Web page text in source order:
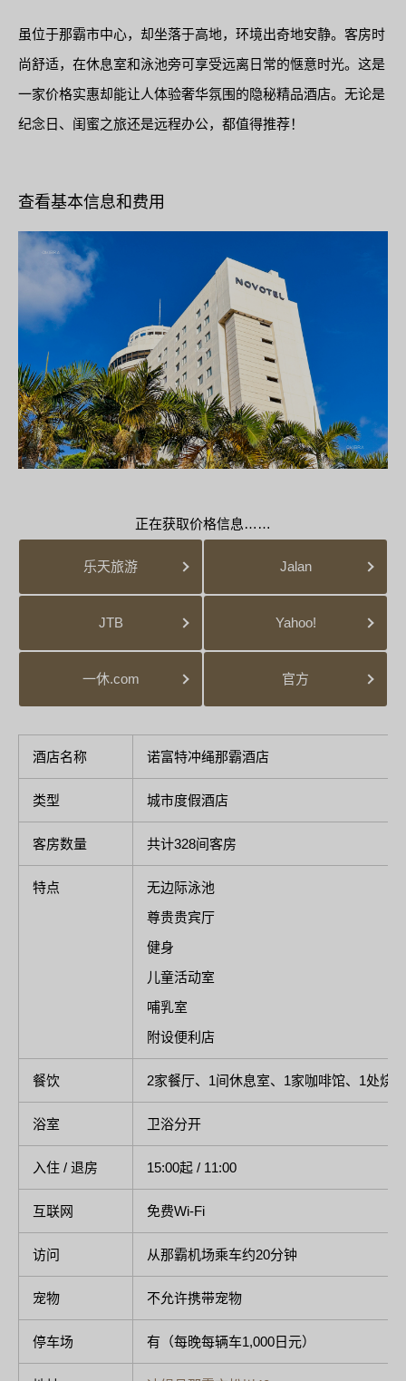
虽位于那霸市中心，却坐落于高地，环境出奇地安静。客房时
尚舒适，在休息室和泳池旁可享受远离日常的惬意时光。这是
一家价格实惠却能让人体验奢华氛围的隐秘精品酒店。无论是
纪念日、闺蜜之旅还是远程办公，都值得推荐！
查看基本信息和费用
正在获取价格信息……
乐天旅游 Jalan
JTB Yahoo!
一休.com 官方
酒店名称 诺富特冲绳那霸酒店
类型 城市度假酒店
客房数量 共计328间客房
特点
无边际泳池
尊贵贵宾厅
健身
儿童活动室
哺乳室
附设便利店
餐饮 2家餐厅、1间休息室、1家咖啡馆、1处烧
浴室 卫浴分开
入住 / 退房 15:00起 / 11:00
互联网 免费Wi-Fi
访问 从那霸机场乘车约20分钟
宠物 不允许携带宠物
停车场 有（每晚每辆车1,000日元）